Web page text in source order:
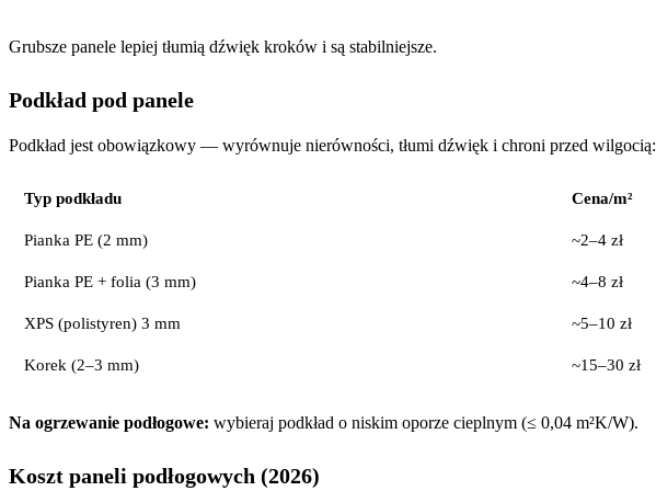
Grubsze panele lepiej tłumią dźwięk kroków i są stabilniejsze.
Podkład pod panele
Podkład jest obowiązkowy — wyrównuje nierówności, tłumi dźwięk i chroni przed wilgocią:
Typ podkładu Cena/m²
Pianka PE (2 mm) ~2–4 zł
Pianka PE + folia (3 mm) ~4–8 zł
XPS (polistyren) 3 mm ~5–10 zł
Korek (2–3 mm) ~15–30 zł
Na ogrzewanie podłogowe: wybieraj podkład o niskim oporze cieplnym (≤ 0,04 m²K/W).
Koszt paneli podłogowych (2026)